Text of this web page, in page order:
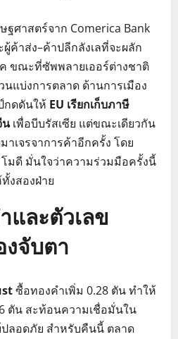
ศาสตร์จาก Comerica Bank
ผู้ค้าส่ง–ค้าปลีกลังเลที่จะผลัก
ขณะที่ซัพพลายเออร์ต่างชาติ
แบ่งการตลาด ด้านการเมือง
กดดันให้ EU เรียกเก็บภาษี
นเพื่อบีบรัสเซีย แต่ขณะเดียวกัน
าเจรจาการค้าอีกครั้ง โดย
มดี มั่นใจว่าความร่วมมือครั้งนี้
งสองฝ่าย
และตัวเลข
งจับตา
ซื้อทองคำเพิ่ม 0.28 ตัน ทำให้
ตัน สะท้อนความเชื่อมั่นใน
ลอดภัย สำหรับคืนนี้ ตลาด